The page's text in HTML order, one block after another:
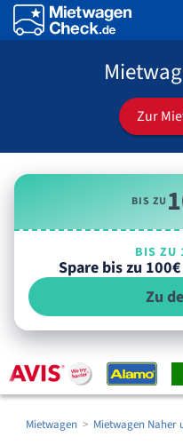
Zur
BIS ZU
BIS ZU
Spare bis zu
Zu
Mietwagen Mietwagen Naher